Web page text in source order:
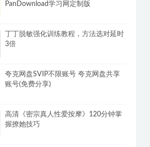
PanDownload学习网定制版
丁丁脱敏强化训练教程，方法选对延时
3倍
夸克网盘SVIP不限账号 夸克网盘共享
账号(免费分享)
高清《密宗真人性爱按摩》120分钟掌
握撩她技巧